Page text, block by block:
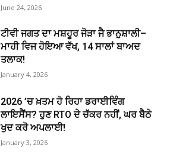
June 24, 2026
ਟੀਵੀ ਜਗਤ ਦਾ ਮਸ਼ਹੂਰ ਜੋੜਾ ਜੈ ਭਾਨੁਸ਼ਾਲੀ–
ਮਾਹੀ ਵਿਜ ਹੋਇਆ ਵੱਖ, 14 ਸਾਲਾਂ ਬਾਅਦ
ਤਲਾਕ!
January 4, 2026
2026 ’ਚ ਖ਼ਤਮ ਹੋ ਰਿਹਾ ਡਰਾਈਵਿੰਗ
ਲਾਇਸੈਂਸ? ਹੁਣ RTO ਦੇ ਚੱਕਰ ਨਹੀਂ, ਘਰ ਬੈਠੇ
ਖੁਦ ਕਰੋ ਅਪਲਾਈ!
January 3, 2026